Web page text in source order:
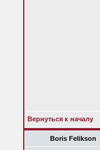
Вернуться к началу
Boris Felikson